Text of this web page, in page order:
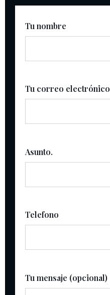
Tu nombre
Tu correo electrónico
Asunto.
Telefono
Tu mensaje (opcional)